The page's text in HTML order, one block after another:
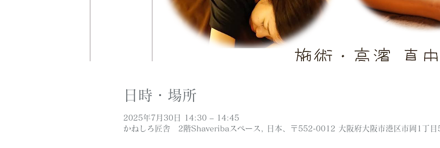
日時・場所
2025年7月30日 14:30 – 14:45
かねしろ匠舎 2階Shaveribaスペース, 日本、〒552-0012 大阪府大阪市港区市岡1丁目